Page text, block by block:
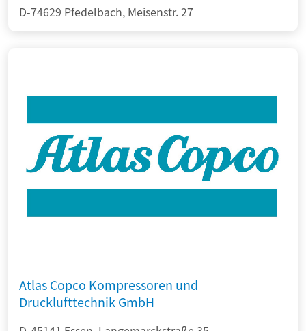
D-74629 Pfedelbach, Meisenstr. 27
Atlas Copco Kompressoren und
Drucklufttechnik GmbH